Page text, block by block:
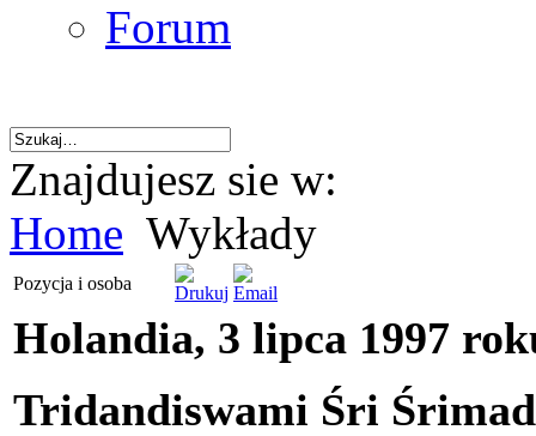
Forum
Znajdujesz sie w:
Home Wykłady
Pozycja i osoba
Holandia, 3 lipca 1997
Tridandiswami Śri